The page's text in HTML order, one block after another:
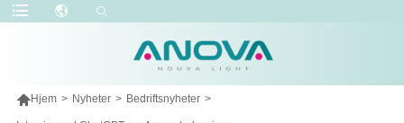
Hjem > Nyheter > Bedriftsnyheter >